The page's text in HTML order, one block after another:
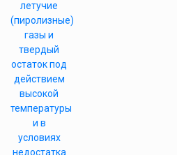
летучие
(пиролизные)
газы и
твердый
остаток под
действием
высокой
температуры
и в
условиях
недостатка